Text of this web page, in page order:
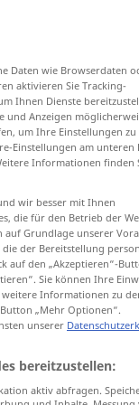
Daten wie Browserdaten
aktivieren Sie Tracking-
Ihnen Dienste
und Anzeigen
um Ihre Einstellungen zu
Einstellungen am unteren
Informationen finden
wir besser mit Ihnen
die für den Betrieb der
Grundlage unserer
der Bereitstellung
auf den „Akzeptieren“-
Sie können Ihre
Informationen zu
„Mehr Optionen“.
unserer
bereitzustellen:
aktiv abfragen.